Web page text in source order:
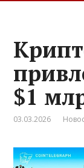
$1
03.03.2026